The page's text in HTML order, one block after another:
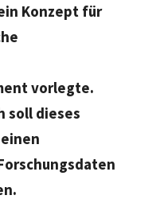
Konzept für
vorlegte.
soll dieses